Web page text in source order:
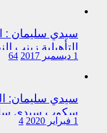
سيدي سليمان :
التأهيلية زينب
1 ديسمبر 2017 64
سيدي سليمان:
سكوب سيدي
المتورطين من
1 فبراير 2020 4